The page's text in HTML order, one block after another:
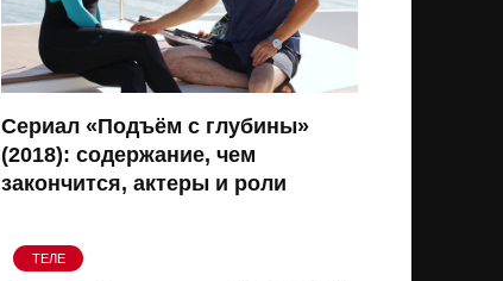
Сериал «Подъём с глубины»
(2018): содержание, чем
закончится, актеры и роли
ТЕЛЕ